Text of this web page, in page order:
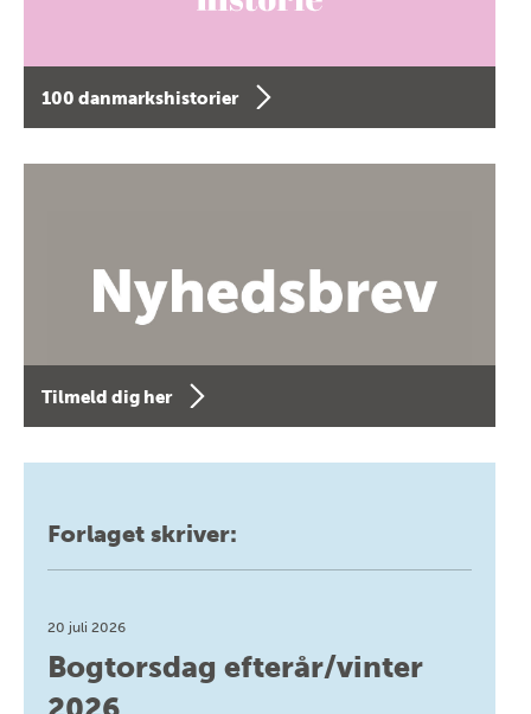
100 danmarkshistorier
Tilmeld dig her
Forlaget skriver:
20 juli 2026
Bogtorsdag efterår/vinter